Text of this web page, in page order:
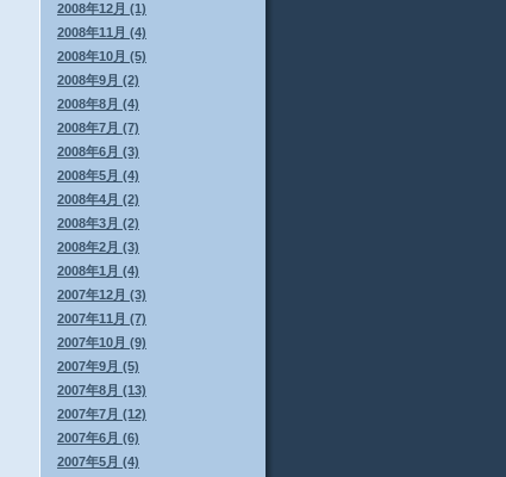
2008年12月 (1)
2008年11月 (4)
2008年10月 (5)
2008年9月 (2)
2008年8月 (4)
2008年7月 (7)
2008年6月 (3)
2008年5月 (4)
2008年4月 (2)
2008年3月 (2)
2008年2月 (3)
2008年1月 (4)
2007年12月 (3)
2007年11月 (7)
2007年10月 (9)
2007年9月 (5)
2007年8月 (13)
2007年7月 (12)
2007年6月 (6)
2007年5月 (4)